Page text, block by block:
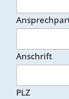
Anschrift
PLZ